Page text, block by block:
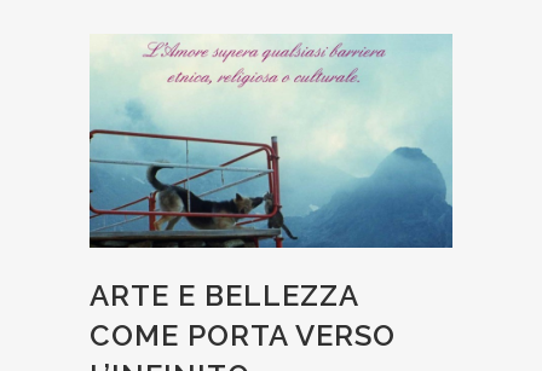
ARTE E BELLEZZA
COME PORTA VERSO